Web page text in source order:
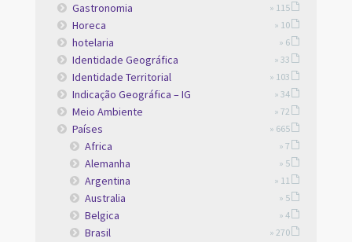
Gastronomia » 115
Horeca » 10
hotelaria » 6
Identidade Geográfica » 33
Identidade Territorial » 103
Indicação Geográfica – IG » 34
Meio Ambiente » 72
Países » 665
Africa » 7
Alemanha » 5
Argentina » 11
Australia » 5
Belgica » 4
Brasil » 270